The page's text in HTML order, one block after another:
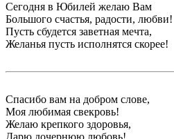
Сегодня в Юбилей желаю Вам
Большого счастья, радости, любви!
Пусть сбудется заветная мечта,
Желанья пусть исполнятся скорее!
Спасибо вам на добром слове,
Моя любимая свекровь!
Желаю крепкого здоровья,